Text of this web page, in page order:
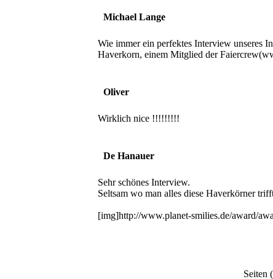
Michael Lange
Wie immer ein perfektes Interview unseres
Haverkorn, einem Mitglied der
Oliver
Wirklich nice !!!!!!!!!
De Hanauer
Sehr schönes Interview.
Seltsam wo man alles diese Haverkörner
[img]http://www.planet-smilies.de/award/
Seiten